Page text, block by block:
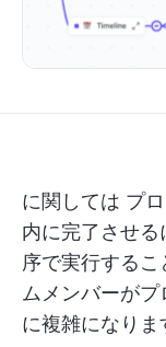
に関しては プ
内に完了させ
序で実行する
ムメンバーが
に複雑になりま